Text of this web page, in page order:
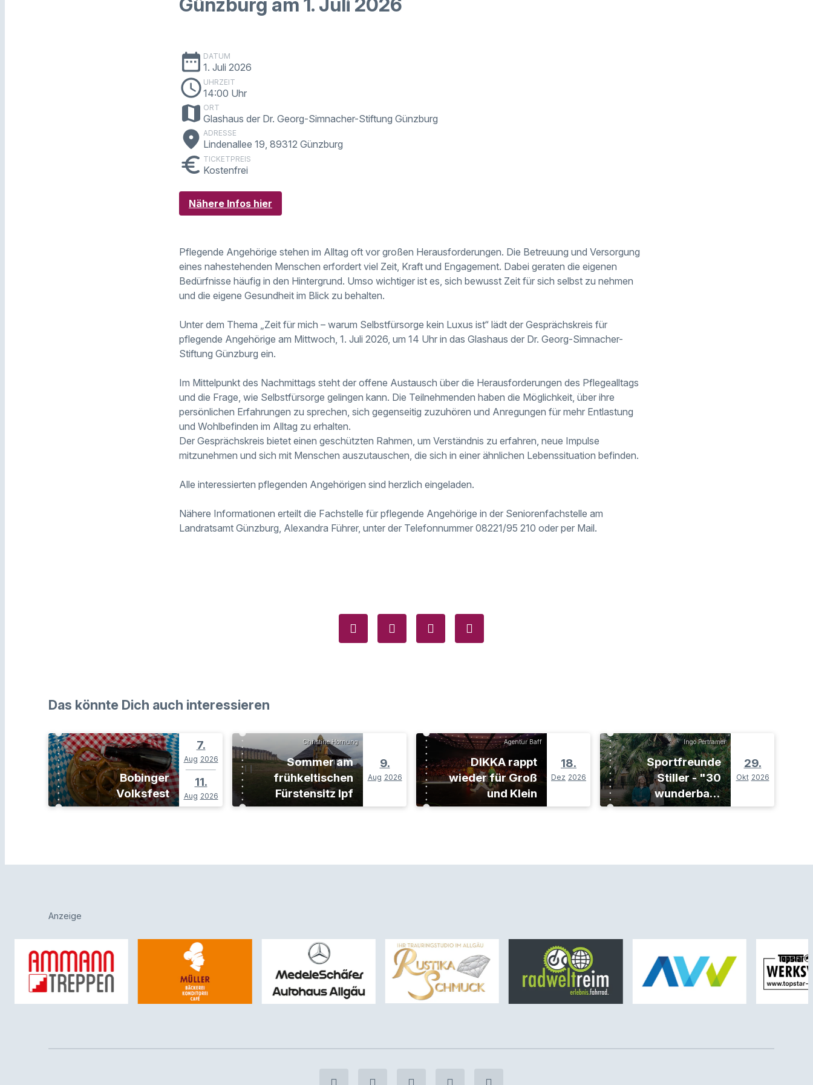
date_range DATUM
1. Juli 2026
schedule UHRZEIT
14:00 Uhr
map ORT
Glashaus der Dr. Georg-Simnacher-Stiftung Günzburg
place ADRESSE
Lindenallee 19, 89312 Günzburg
euro TICKETPREIS
Kostenfrei
Nähere Infos hier
Pflegende Angehörige stehen im Alltag oft vor großen Herausforderungen. Die Betreuung und Versorgung
eines nahestehenden Menschen erfordert viel Zeit, Kraft und Engagement. Dabei geraten die eigenen
Bedürfnisse häufig in den Hintergrund. Umso wichtiger ist es, sich bewusst Zeit für sich selbst zu nehmen
und die eigene Gesundheit im Blick zu behalten.
Unter dem Thema „Zeit für mich – warum Selbstfürsorge kein Luxus ist“ lädt der Gesprächskreis für
pflegende Angehörige am Mittwoch, 1. Juli 2026, um 14 Uhr in das Glashaus der Dr. Georg-Simnacher-
Stiftung Günzburg ein.
Im Mittelpunkt des Nachmittags steht der offene Austausch über die Herausforderungen des Pflegealltags
und die Frage, wie Selbstfürsorge gelingen kann. Die Teilnehmenden haben die Möglichkeit, über ihre
persönlichen Erfahrungen zu sprechen, sich gegenseitig zuzuhören und Anregungen für mehr Entlastung
und Wohlbefinden im Alltag zu erhalten.
Der Gesprächskreis bietet einen geschützten Rahmen, um Verständnis zu erfahren, neue Impulse
mitzunehmen und sich mit Menschen auszutauschen, die sich in einer ähnlichen Lebenssituation befinden.
Alle interessierten pflegenden Angehörigen sind herzlich eingeladen.
Nähere Informationen erteilt die Fachstelle für pflegende Angehörige in der Seniorenfachstelle am
Landratsamt Günzburg, Alexandra Führer, unter der Telefonnummer 08221/95 210 oder per Mail.
Das könnte Dich auch interessieren
Bobinger
Volksfest
7.
Aug 2026
11.
Aug 2026
Christine Hornung
Sommer am
frühkeltischen
Fürstensitz Ipf
9.
Aug 2026
Agentur Baff
DIKKA rappt
wieder für Groß
und Klein
18.
Dez 2026
Ingo Pertramer
Sportfreunde
Stiller - "30
wunderbare
Jahre"-Tour
29.
Okt 2026
Anzeige